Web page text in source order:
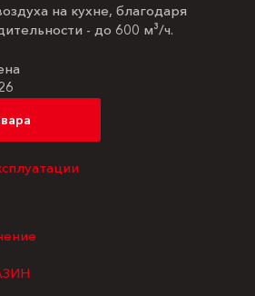
на кухне, благодаря
- до 600 м³/ч.